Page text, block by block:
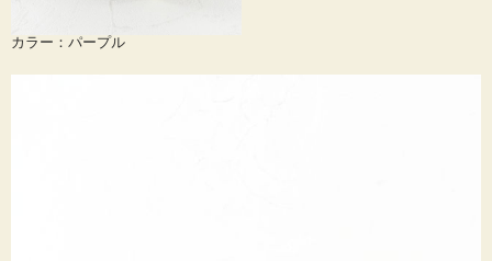
カラー：パープル